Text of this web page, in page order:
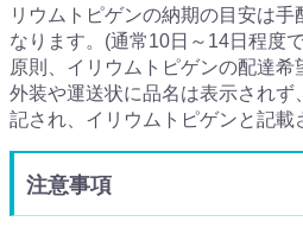
リウムトピゲンの納期の目安は手
なります。(通常10日～14日程度
原則、イリウムトピゲンの配達希
外装や運送状に品名は表示されず
記され、イリウムトピゲンと記載
注意事項